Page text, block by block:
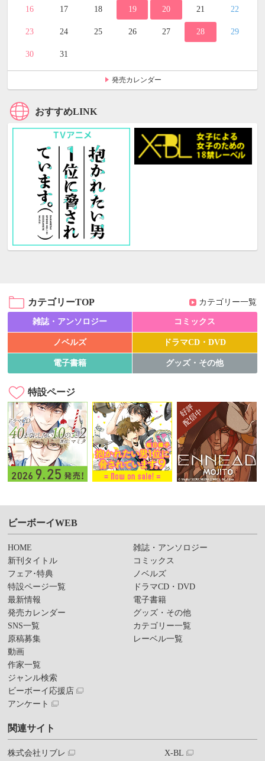
16 17 18 19 20 21 22
23 24 25 26 27 28 29
30 31
発売カレンダー
おすすめLINK
カテゴリーTOP カテゴリー一覧
雑誌・アンソロジー コミックス
ノベルズ ドラマCD・DVD
電子書籍 グッズ・その他
特設ページ
ビーボーイWEB
HOME
新刊タイトル
フェア･特典
特設ページ一覧
最新情報
発売カレンダー
SNS一覧
原稿募集
動画
作家一覧
ジャンル検索
ビーボーイ応援店
アンケート
雑誌・アンソロジー
コミックス
ノベルズ
ドラマCD・DVD
電子書籍
グッズ・その他
カテゴリー一覧
レーベル一覧
関連サイト
株式会社リブレ X-BL